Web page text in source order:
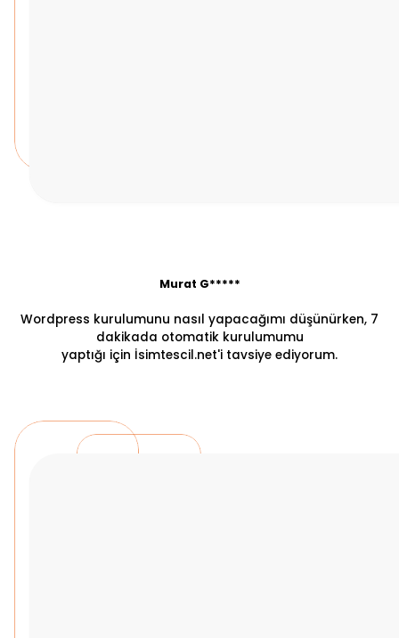
Murat G*****
Wordpress kurulumunu nasıl yapacağımı düşünürken, 7
dakikada otomatik kurulumumu
yaptığı için İsimtescil.net'i tavsiye ediyorum.